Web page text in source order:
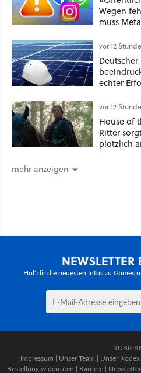
Wegen
muss
vor 12
echter
jede Zahl
vor 12
House of
Ritter
plötzlich
mehr anzeigen
NEWSLETTER
Hol' dir die neuesten Infos zu Games
Impressum | Unser Team | Unser Kodex
Bestellung widerrufen | Karriere | Newsletter